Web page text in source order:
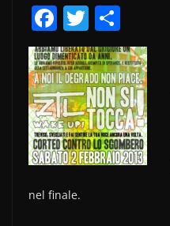
F
a
c
e
b
o
o
k
T
w
itt
er
o
n
di
vi
di
nel finale.